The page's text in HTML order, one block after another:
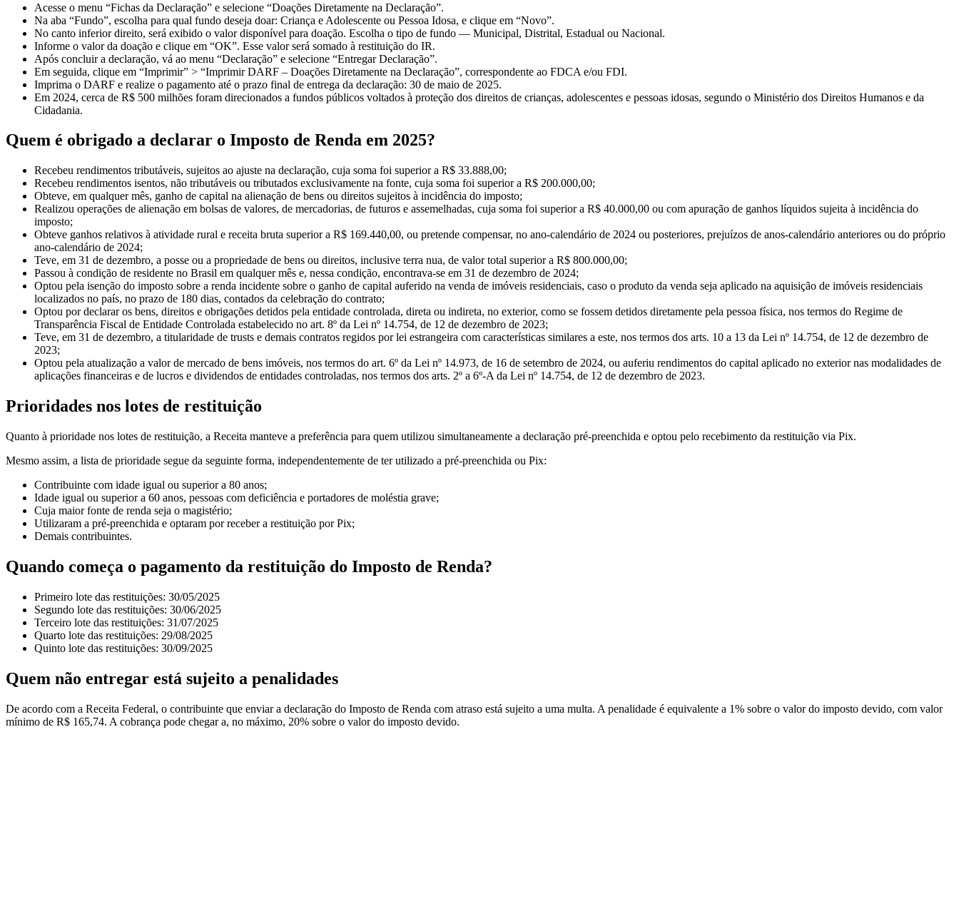
Acesse o menu “Fichas da Declaração” e selecione “Doações Diretamente na Declaração”.
Na aba “Fundo”, escolha para qual fundo deseja doar: Criança e Adolescente ou Pessoa Idosa, e clique em “Novo”.
No canto inferior direito, será exibido o valor disponível para doação. Escolha o tipo de fundo — Municipal, Distrital, Estadual ou Nacional.
Informe o valor da doação e clique em “OK”. Esse valor será somado à restituição do IR.
Após concluir a declaração, vá ao menu “Declaração” e selecione “Entregar Declaração”.
Em seguida, clique em “Imprimir” > “Imprimir DARF – Doações Diretamente na Declaração”, correspondente ao FDCA e/ou FDI.
Imprima o DARF e realize o pagamento até o prazo final de entrega da declaração: 30 de maio de 2025.
Em 2024, cerca de R$ 500 milhões foram direcionados a fundos públicos voltados à proteção dos direitos de crianças, adolescentes e pessoas idosas, segundo o Ministério dos Direitos Humanos e da
Cidadania.
Quem é obrigado a declarar o Imposto de Renda em 2025?
Recebeu rendimentos tributáveis, sujeitos ao ajuste na declaração, cuja soma foi superior a R$ 33.888,00;
Recebeu rendimentos isentos, não tributáveis ou tributados exclusivamente na fonte, cuja soma foi superior a R$ 200.000,00;
Obteve, em qualquer mês, ganho de capital na alienação de bens ou direitos sujeitos à incidência do imposto;
Realizou operações de alienação em bolsas de valores, de mercadorias, de futuros e assemelhadas, cuja soma foi superior a R$ 40.000,00 ou com apuração de ganhos líquidos sujeita à incidência do
imposto;
Obteve ganhos relativos à atividade rural e receita bruta superior a R$ 169.440,00, ou pretende compensar, no ano-calendário de 2024 ou posteriores, prejuízos de anos-calendário anteriores ou do próprio
ano-calendário de 2024;
Teve, em 31 de dezembro, a posse ou a propriedade de bens ou direitos, inclusive terra nua, de valor total superior a R$ 800.000,00;
Passou à condição de residente no Brasil em qualquer mês e, nessa condição, encontrava-se em 31 de dezembro de 2024;
Optou pela isenção do imposto sobre a renda incidente sobre o ganho de capital auferido na venda de imóveis residenciais, caso o produto da venda seja aplicado na aquisição de imóveis residenciais
localizados no país, no prazo de 180 dias, contados da celebração do contrato;
Optou por declarar os bens, direitos e obrigações detidos pela entidade controlada, direta ou indireta, no exterior, como se fossem detidos diretamente pela pessoa física, nos termos do Regime de
Transparência Fiscal de Entidade Controlada estabelecido no art. 8º da Lei nº 14.754, de 12 de dezembro de 2023;
Teve, em 31 de dezembro, a titularidade de trusts e demais contratos regidos por lei estrangeira com características similares a este, nos termos dos arts. 10 a 13 da Lei nº 14.754, de 12 de dezembro de
2023;
Optou pela atualização a valor de mercado de bens imóveis, nos termos do art. 6º da Lei nº 14.973, de 16 de setembro de 2024, ou auferiu rendimentos do capital aplicado no exterior nas modalidades de
aplicações financeiras e de lucros e dividendos de entidades controladas, nos termos dos arts. 2º a 6º-A da Lei nº 14.754, de 12 de dezembro de 2023.
Prioridades nos lotes de restituição
Quanto à prioridade nos lotes de restituição, a Receita manteve a preferência para quem utilizou simultaneamente a declaração pré-preenchida e optou pelo recebimento da restituição via Pix.
Mesmo assim, a lista de prioridade segue da seguinte forma, independentemente de ter utilizado a pré-preenchida ou Pix:
Contribuinte com idade igual ou superior a 80 anos;
Idade igual ou superior a 60 anos, pessoas com deficiência e portadores de moléstia grave;
Cuja maior fonte de renda seja o magistério;
Utilizaram a pré-preenchida e optaram por receber a restituição por Pix;
Demais contribuintes.
Quando começa o pagamento da restituição do Imposto de Renda?
Primeiro lote das restituições: 30/05/2025
Segundo lote das restituições: 30/06/2025
Terceiro lote das restituições: 31/07/2025
Quarto lote das restituições: 29/08/2025
Quinto lote das restituições: 30/09/2025
Quem não entregar está sujeito a penalidades
De acordo com a Receita Federal, o contribuinte que enviar a declaração do Imposto de Renda com atraso está sujeito a uma multa. A penalidade é equivalente a 1% sobre o valor do imposto devido, com valor
mínimo de R$ 165,74. A cobrança pode chegar a, no máximo, 20% sobre o valor do imposto devido.